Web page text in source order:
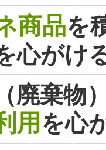
商品を
心がけ
廃棄物
用を心